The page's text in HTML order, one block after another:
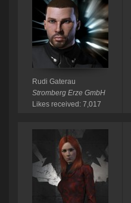
Rudi Gaterau
Stromberg Erze GmbH
Likes received: 7,017